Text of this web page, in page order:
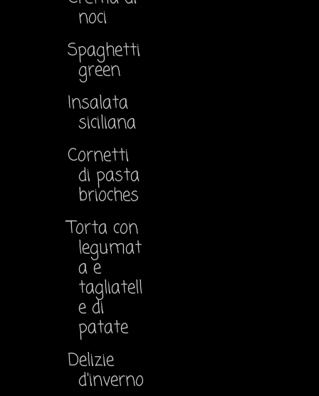
noci
Spaghetti
green
Insalata
siciliana
Cornetti
di pasta
brioches
Torta con
legumat
a e
tagliatell
e di
patate
Delizie
d'inverno